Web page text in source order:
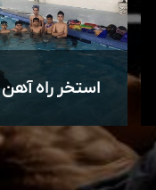
استخر راه آهن